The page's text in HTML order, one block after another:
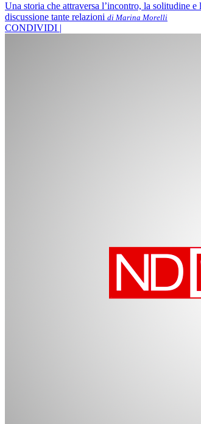
Una storia che attraversa l’incontro, la solitudine
discussione tante relazioni di Marina Morelli
CONDIVIDI |